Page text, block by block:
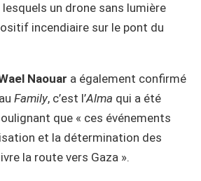
un drone sans lumière
incendiaire sur le pont du
Naouar a également confirmé
Family, c’est l’Alma qui a été
que « ces événements
et la détermination des
la route vers Gaza ».